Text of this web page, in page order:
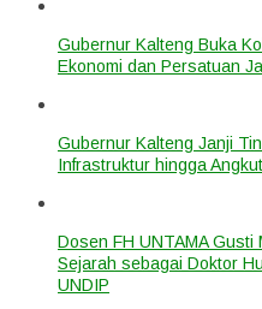
Gubernur Kalteng Buka
Ekonomi dan Persatuan
Gubernur Kalteng Janji
Infrastruktur hingga
Dosen FH UNTAMA Gusti
Sejarah sebagai Doktor
UNDIP